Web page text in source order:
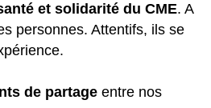
et solidarité du CME. A
personnes. Attentifs, ils se
de partage entre nos